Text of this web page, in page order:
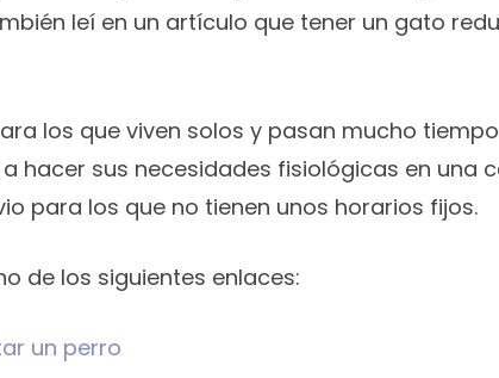
leí en un artículo que tener un gato
los que viven solos y pasan mucho
hacer sus necesidades fisiológicas en una
para los que no tienen unos horarios fijos.
de los siguientes enlaces:
un perro